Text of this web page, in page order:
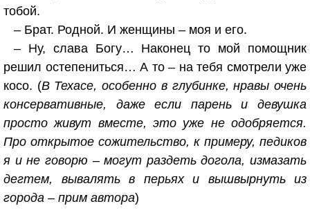
тобой.
– Брат. Родной. И женщины – моя и его.
– Ну, слава Богу… Наконец то мой помощник
решил остепениться… А то – на тебя смотрели уже
косо. (В Техасе, особенно в глубинке, нравы очень
консервативные, даже если парень и девушка
просто живут вместе, это уже не одобряется.
Про открытое сожительство, к примеру, педиков
я и не говорю – могут раздеть догола, измазать
дегтем, вывалять в перьях и вышвырнуть из
города – прим автора)